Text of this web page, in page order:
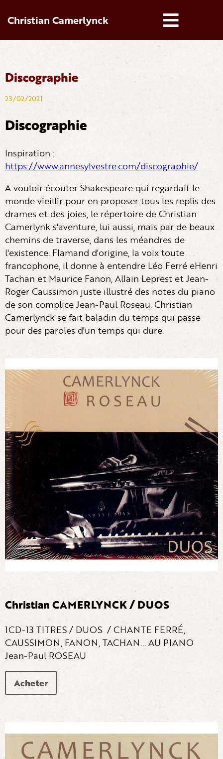
Christian Camerlynck
Discographie
23/02/2021
Discographie
Inspiration :
https://www.annesylvestre.com/discographie/
A vouloir écouter Shakespeare qui regardait le
monde vieillir pour en proposer tous les replis des
drames et des joies, le répertoire de Christian
Camerlynk s'aventure, lui aussi, mais par de beaux
chemins de traverse, dans les méandres de
l'existence. Flamand d'origine, la voix toute
francophone, il donne à entendre Léo Ferré eHenri
Tachan et Maurice Fanon, Allain Leprest et Jean-
Roger Caussimon juste illustré des notes du piano
de son complice Jean-Paul Roseau. Christian
Camerlynck se fait baladin du temps qui passe
pour des paroles d'un temps qui dure.
Christian CAMERLYNCK / DUOS
1CD-13 TITRES / DUOS / CHANTE FERRÉ,
CAUSSIMON, FANON, TACHAN... AU PIANO
Jean-Paul ROSEAU
Acheter